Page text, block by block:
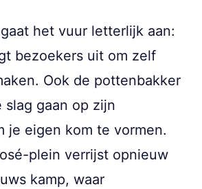
het vuur letterlijk aan:
bezoekers uit om zelf
Ook de pottenbakker
slag gaan op zijn
je eigen kom te vormen.
plein verrijst opnieuw
kamp, waar